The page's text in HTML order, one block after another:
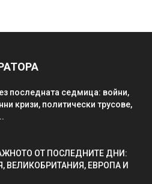
последната седмица: войни,
кризи, политически трусове,
ОТ ПОСЛЕДНИТЕ ДНИ:
ВЕЛИКОБРИТАНИЯ, ЕВРОПА И